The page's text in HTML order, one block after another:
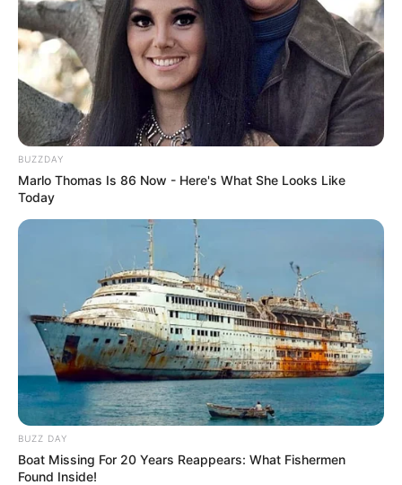
Feeling Tired? Here's The Trick To Perform Better
Walgreens Hides This $1 Generic Viagra - Here's The
Aisle It's Really In.
FRIDAY PLANS
BUZZDAY
Marlo Thomas Is 86 Now - Here's What She Looks Like
Today
BUZZ DAY
Boat Missing For 20 Years Reappears: What Fishermen
Found Inside!